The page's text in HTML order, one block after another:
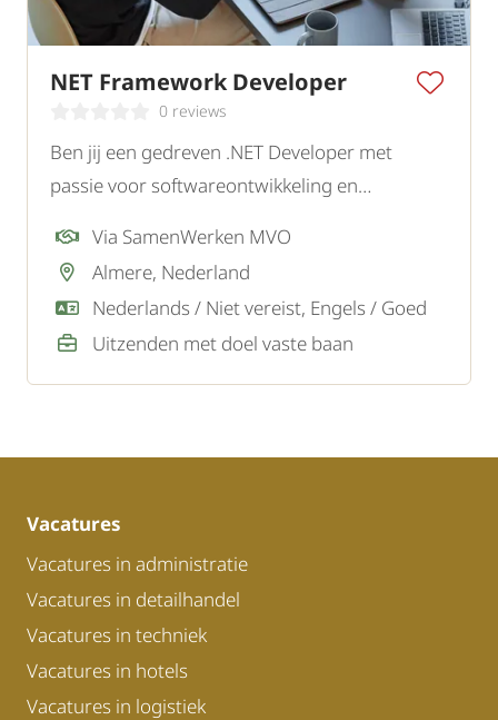
NET Framework Developer
0 reviews
Ben jij een gedreven .NET Developer met
passie voor softwareontwikkeling en
verder.
Via SamenWerken MVO
Almere, Nederland
Nederlands / Niet vereist, Engels / Goed
Uitzenden met doel vaste baan
Vacatures
Vacatures in administratie
Vacatures in detailhandel
Vacatures in techniek
Vacatures in hotels
Vacatures in logistiek